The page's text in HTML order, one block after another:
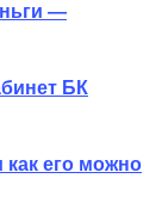
—
БК
его можно